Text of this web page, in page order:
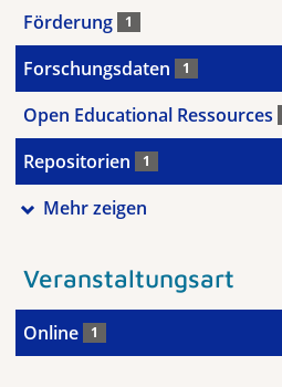
Förderung 1
Forschungsdaten 1
Open Educational Ressources
Repositorien 1
Mehr zeigen
Veranstaltungsart
Online 1